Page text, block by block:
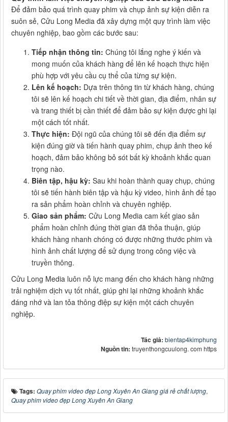
Để đảm bảo quá trình quay phim và chụp ảnh sự kiện diễn ra
suôn sẻ, Cửu Long Media đã xây dựng một quy trình làm việc
chuyên nghiệp, bao gồm các bước sau:
Tiếp nhận thông tin: Chúng tôi lắng nghe ý kiến và
mong muốn của khách hàng để lên kế hoạch thực hiện
phù hợp với yêu cầu cụ thể của từng sự kiện.
Lên kế hoạch: Dựa trên thông tin từ khách hàng, chúng
tôi sẽ lên kế hoạch chi tiết về thời gian, địa điểm, nhân sự
và trang thiết bị cần thiết để đảm bảo sự kiện được ghi lại
một cách tốt nhất.
Thực hiện: Đội ngũ của chúng tôi sẽ đến địa điểm sự
kiện đúng giờ và tiến hành quay phim, chụp ảnh theo kế
hoạch, đảm bảo không bỏ sót bất kỳ khoảnh khắc quan
trọng nào.
Biên tập, hậu kỳ: Sau khi hoàn thành quay chụp, chúng
tôi sẽ tiến hành biên tập và hậu kỳ video, hình ảnh để tạo
ra sản phẩm hoàn chỉnh và chuyên nghiệp.
Giao sản phẩm: Cửu Long Media cam kết giao sản
phẩm hoàn chỉnh đúng thời gian đã thỏa thuận, giúp
khách hàng nhanh chóng có được những thước phim và
hình ảnh chất lượng để sử dụng trong công việc và
truyền thông.
Cửu Long Media luôn nỗ lực mang đến cho khách hàng những
trải nghiệm dịch vụ tốt nhất, giúp ghi lại những khoảnh khắc
đáng nhớ và lan tỏa thông điệp sự kiện một cách chuyên
nghiệp.
Tác giả: bientap4kimphung
Nguồn tin: truyenthongcuulong. com https
Tags: Quay phim video đẹp Long Xuyên An Giang giá rẻ chất lượng,
Quay phim video đẹp Long Xuyên An Giang